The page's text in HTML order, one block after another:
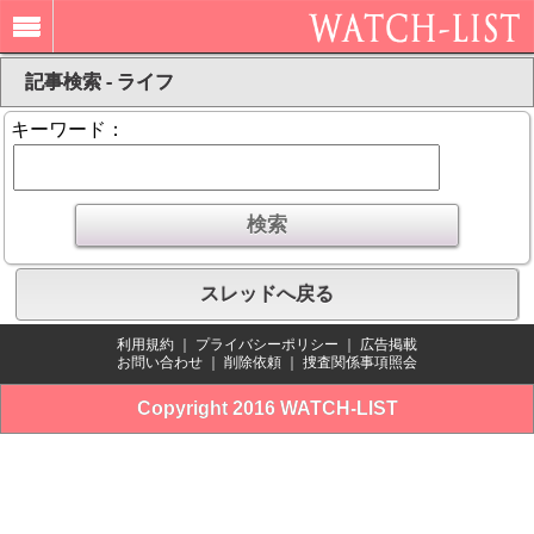
記事検索 - ライフ
キーワード：
スレッドへ戻る
利用規約 プライバシーポリシー
広告掲載
お問い合わせ
削除依頼 捜査関係事項照会
Copyright 2016 WATCH-LIST